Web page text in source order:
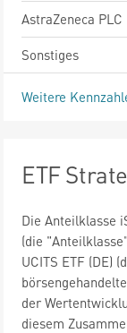
AstraZeneca PLC
Sonstiges
Weitere
ETF
Die Anteilklasse
(die
UCITS ETF (DE)
der
diesem